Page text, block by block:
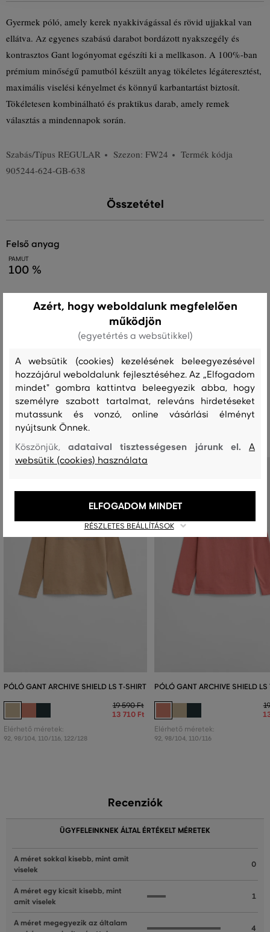
Gyermek póló, amely kerek nyakkivágással és rövid ujjakkal van
ellátva. Az egyenes szabású darabot bordázott nyakszegély és
kontrasztos Gant logónyomat egészíti ki a mellkason. A 100%-ban
prémium minőségű pamutból készült anyag tökéletes légáteresztést,
maximális viselési kényelmet és könnyű karbantartást biztosít.
Tökéletesen kombinálható és praktikus darab, amely remek
választás a mindennapok során.
Szabás/Típus REGULAR Szezon: FW24
Termék kódja
905244-624-GB-638
Összetétel
felső anyag
PAMUT
100 %
Kezelési útmutató
MOSÁS FEHÉRÍTÉS SZÁRÍTÁS VASALÁS TISZTÍTÁS
Ajánlott termékek
PÓLÓ GANT ARCHIVE SHIELD LS T-SHIRT
19 590 Ft
13 710 Ft
Elérhető méretek:
92, 98/104, 110/116, 122/128
PÓLÓ GANT ARCHIVE SHIELD LS
Elérhető méretek:
92, 98/104, 110/116
Recenziók
ÜGYFELEINKNEK ÁLTAL ÉRTÉKELT MÉRETEK
A méret sokkal kisebb, mint amit
viselek
0
A méret egy kicsit kisebb, mint
amit viselek
1
A méret megegyezik az általam
4
Azért, hogy weboldalunk megfelelően
működjön
(egyetértés a websütikkel)
A websütik (cookies) kezelésének beleegyezésével
hozzájárul weboldalunk fejlesztéséhez. Az „Elfogadom
mindet" gombra kattintva beleegyezik abba, hogy
személyre szabott tartalmat, releváns hirdetéseket
mutassunk és vonzó, online vásárlási élményt
nyújtsunk Önnek.
Köszönjük,adataival tisztességesen járunk el.A
websütik (cookies) használata
RÉSZLETES BEÁLLÍTÁSOK
ELFOGADOM MINDET